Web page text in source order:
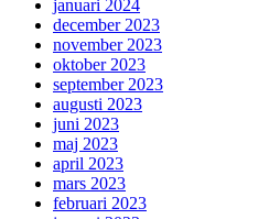
januari 2024
december 2023
november 2023
oktober 2023
september 2023
augusti 2023
juni 2023
maj 2023
april 2023
mars 2023
februari 2023